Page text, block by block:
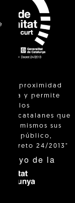
de proximidad
y permite
a los
catalanes que
mismos sus
al público,
Decreto 24/2013"
de la